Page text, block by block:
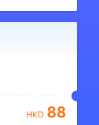
HKD 88